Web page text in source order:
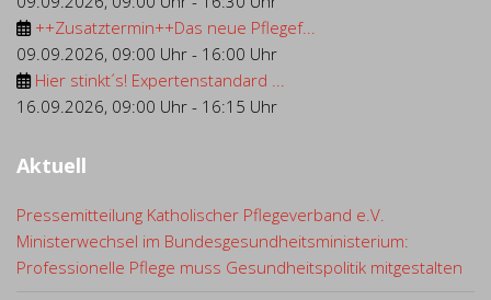
++Zusatztermin++Das neue Pflegef...
09.09.2026, 09:00 Uhr - 16:00 Uhr
Hier stinkt´s! Expertenstandard ...
16.09.2026, 09:00 Uhr - 16:15 Uhr
Aktuell
Pressemitteilung Katholischer Pflegeverband e.V.
Ministerwechsel im Bundesgesundheitsministerium:
Professionelle Pflege muss Gesundheitspolitik mitgestalten